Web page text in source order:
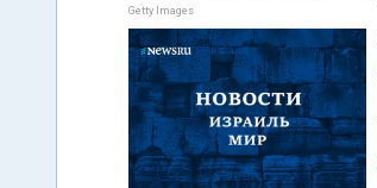
Getty Images